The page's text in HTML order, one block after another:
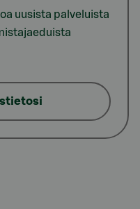
uusista palveluista